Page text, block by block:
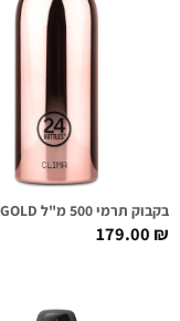
בקבוק תרמי 500 מ"ל CLIMA / ROSE GOLD
179.00₪